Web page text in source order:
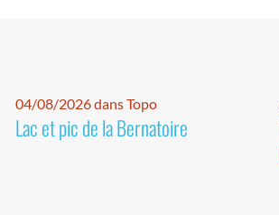
04/08/2026 dans Topo
Lac et pic de la Bernatoire